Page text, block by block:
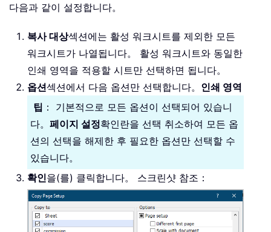
다음과 같이 설정합니다。
복사 대상섹션에는 활성 워크시트를 제외한 모든
워크시트가 나열됩니다。 활성 워크시트와 동일한
인쇄 영역을 적용할 시트만 선택하면 됩니다。
옵션섹션에서 다음 옵션만 선택합니다。 인쇄 영역
팁 ： 기본적으로 모든 옵션이 선택되어 있습니
다。 페이지 설정확인란을 선택 취소하여 모든 옵
션의 선택을 해제한 후 필요한 옵션만 선택할 수
있습니다。
확인을(를) 클릭합니다。 스크린샷 참조：